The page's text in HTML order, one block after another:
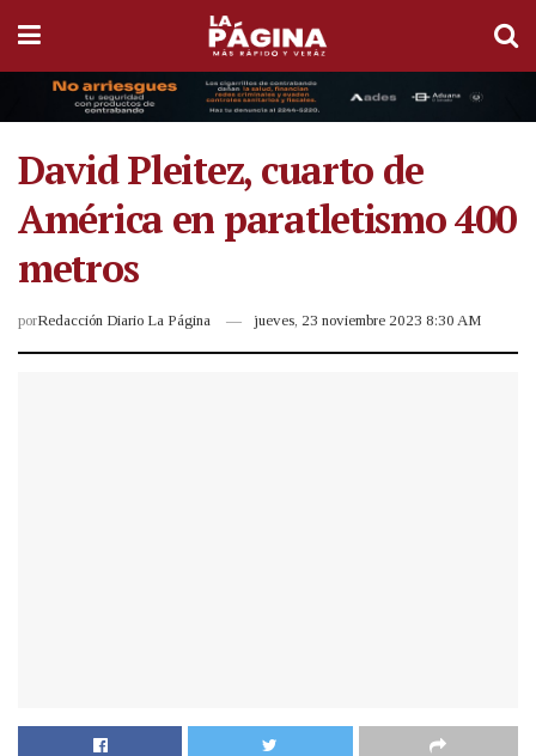
David Pleitez, cuarto de
América en paratletismo 400
metros
porRedacción Diario La Página jueves, 23 noviembre 2023 8:30 AM